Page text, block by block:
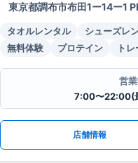
東京都調布市布田1ー14ー1
タオルレンタル シューズレ
無料体験
プロテイン ト
営
7:00〜22:00(
店舗情報